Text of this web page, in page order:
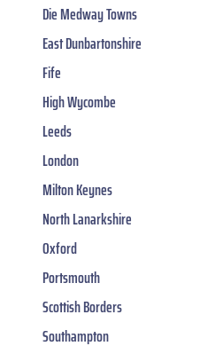
Die Medway Towns
East Dunbartonshire
Fife
High Wycombe
Leeds
London
Milton Keynes
North Lanarkshire
Oxford
Portsmouth
Scottish Borders
Southampton